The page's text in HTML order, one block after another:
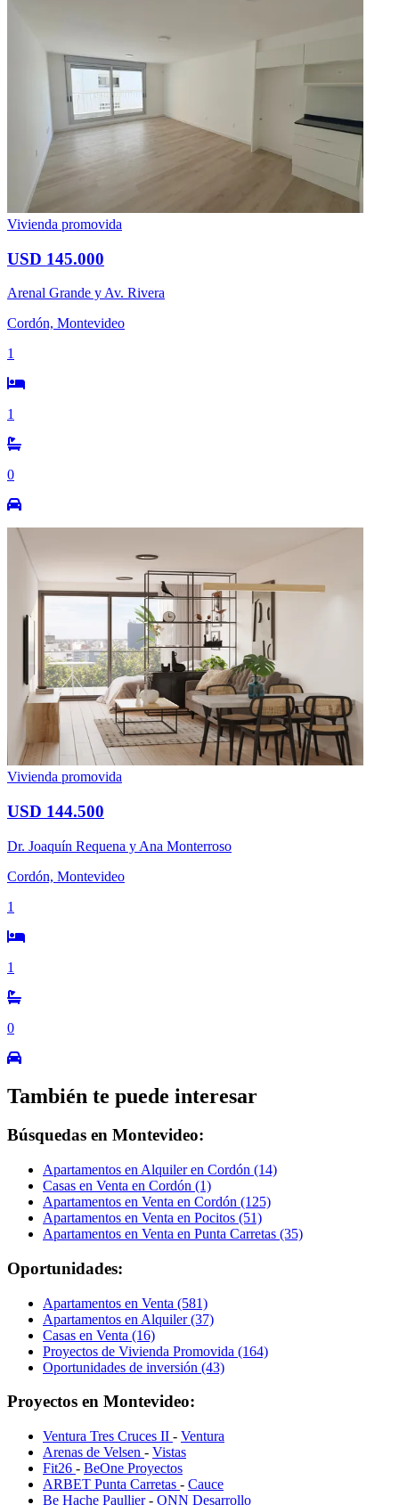
Vivienda promovida
USD 145.000
Arenal Grande y Av. Rivera
Cordón, Montevideo
1
1
0
Vivienda promovida
USD 144.500
Dr. Joaquín Requena y Ana Monterroso
Cordón, Montevideo
1
1
0
También te puede interesar
Búsquedas en Montevideo:
Apartamentos en Alquiler en Cordón (14)
Casas en Venta en Cordón (1)
Apartamentos en Venta en Cordón (125)
Apartamentos en Venta en Pocitos (51)
Apartamentos en Venta en Punta Carretas (35)
Oportunidades:
Apartamentos en Venta (581)
Apartamentos en Alquiler (37)
Casas en Venta (16)
Proyectos de Vivienda Promovida (164)
Oportunidades de inversión (43)
Proyectos en Montevideo:
Ventura Tres Cruces II - Ventura
Arenas de Velsen - Vistas
Fit26 - BeOne Proyectos
ARBET Punta Carretas - Cauce
Be Hache Paullier- ONN Desarrollo